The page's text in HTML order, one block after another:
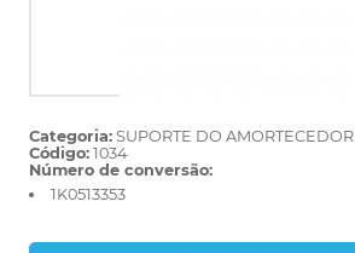
Categoria: SUPORTE DO AMORTECEDOR
Código: 1034
Número de conversão:
1K0513353